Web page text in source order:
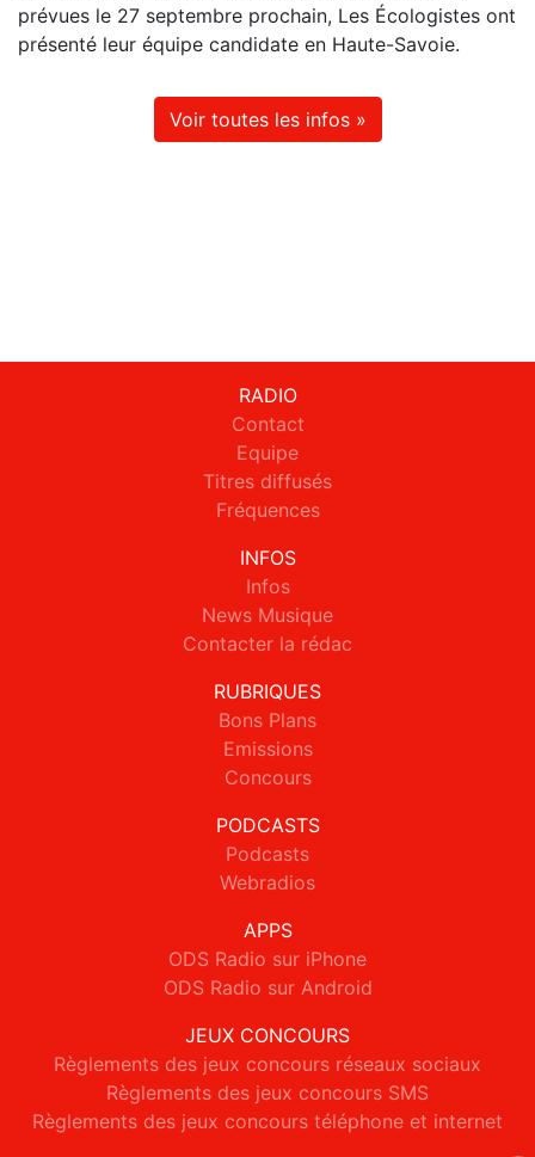
prévues le 27 septembre prochain, Les Écologistes ont
présenté leur équipe candidate en Haute-Savoie.
Voir toutes les infos »
RADIO
Contact
Equipe
Titres diffusés
Fréquences
INFOS
Infos
News Musique
Contacter la rédac
RUBRIQUES
Bons Plans
Emissions
Concours
PODCASTS
Podcasts
Webradios
APPS
ODS Radio sur iPhone
ODS Radio sur Android
JEUX CONCOURS
Règlements des jeux concours réseaux sociaux
Règlements des jeux concours SMS
Règlements des jeux concours téléphone et internet